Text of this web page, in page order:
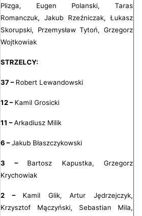
Plizga, Eugen Polanski, Taras
Romanczuk, Jakub Rzeźniczak, Łukasz
Skorupski, Przemysław Tytoń, Grzegorz
Wojtkowiak
STRZELCY:
37 – Robert Lewandowski
12 – Kamil Grosicki
11 –Arkadiusz Milik
6 –Jakub Błaszczykowski
3 – Bartosz Kapustka, Grzegorz
Krychowiak
2 – Kamil Glik, Artur Jędrzejczyk,
Krzysztof Mączyński, Sebastian Mila,